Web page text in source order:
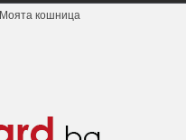
Моята кошница